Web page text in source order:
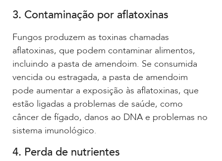
3. Contaminação por aflatoxinas
Fungos produzem as toxinas chamadas
aflatoxinas, que podem contaminar alimentos,
incluindo a pasta de amendoim. Se consumida
vencida ou estragada, a pasta de amendoim
pode aumentar a exposição às aflatoxinas, que
estão ligadas a problemas de saúde, como
câncer de fígado, danos ao DNA e problemas no
sistema imunológico.
4. Perda de nutrientes